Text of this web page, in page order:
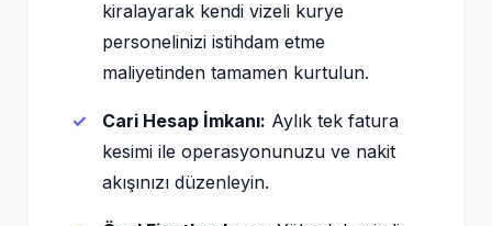
kiralayarak kendi vizeli kurye
personelinizi istihdam etme
maliyetinden tamamen kurtulun.
Cari Hesap İmkanı: Aylık tek fatura
kesimi ile operasyonunuzu ve nakit
akışınızı düzenleyin.